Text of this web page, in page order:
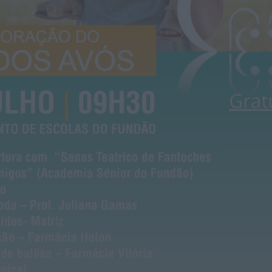
musicais pré-selecionados
HOJE, 0:05
Rádio Caria
Centum Cellas entra na fase decisiva
HOJE, 23:24
Rádio Caria